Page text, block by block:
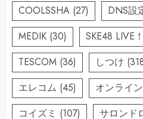
COOLSSHA (27) DNS設
MEDIK (30) SKE48 LIVE
TESCOM (36) しつけ
エレコム (45) オンライ
コイズミ (107) サロンド